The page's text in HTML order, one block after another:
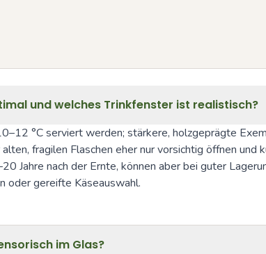
und welches Trinkfenster ist realistisch?
°C serviert werden; stärkere, holzgeprägte
fragilen Flaschen eher nur vorsichtig öffnen und
nach der Ernte, können aber bei guter
oder gereifte Käseauswahl.
im Glas?